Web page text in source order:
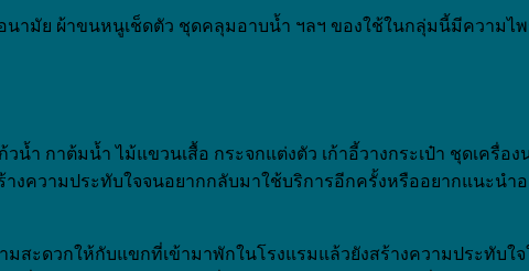
ามัย ผ้าขนหนูเช็ดตัว ชุดคลุมอาบน้ำ ฯลฯ ของใช้ในกลุ่มนี้มีความไพ
กาต้มน้ำ ไม้แขวนเสื้อ กระจกแต่งตัว เก้าอี้วางกระเป๋า ชุดเครื่อง
งความประทับใจจนอยากกลับมาใช้บริการอีกครั้งหรืออยากแนะน
ะดวกให้กับแขกที่เข้ามาพักในโรงแรมแล้วยังสร้างความประทับใ